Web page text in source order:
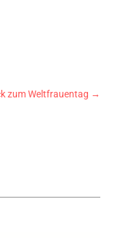
zum Weltfrauentag →